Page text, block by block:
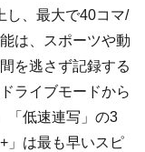
し、最大で40コマ/
は、スポーツや動
を逃さず記録する
ライブモードから
「低速連写」の3
」は最も早いスピ